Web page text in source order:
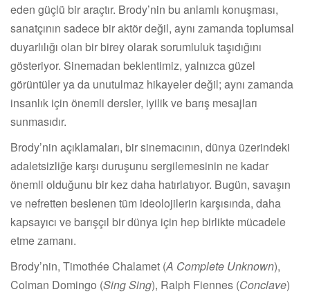
eden güçlü bir araçtır. Brody’nin bu anlamlı konuşması,
sanatçının sadece bir aktör değil, aynı zamanda toplumsal
duyarlılığı olan bir birey olarak sorumluluk taşıdığını
gösteriyor. Sinemadan beklentimiz, yalnızca güzel
görüntüler ya da unutulmaz hikayeler değil; aynı zamanda
insanlık için önemli dersler, iyilik ve barış mesajları
sunmasıdır.
Brody’nin açıklamaları, bir sinemacının, dünya üzerindeki
adaletsizliğe karşı duruşunu sergilemesinin ne kadar
önemli olduğunu bir kez daha hatırlatıyor. Bugün, savaşın
ve nefretten beslenen tüm ideolojilerin karşısında, daha
kapsayıcı ve barışçıl bir dünya için hep birlikte mücadele
etme zamanı.
Brody’nin, Timothée Chalamet (A Complete Unknown),
Colman Domingo (Sing Sing), Ralph Fiennes (Conclave)